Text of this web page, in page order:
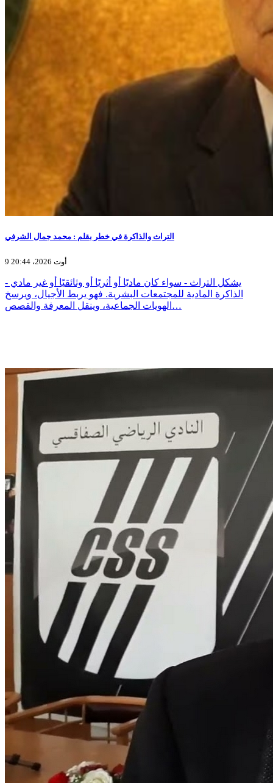
التراث والذاكرة في خطر بقلم : محمد جمال الشرفي
9 أوت 2026، 20:44
يشكل التراث - سواء كان ماديًا أو أثريًا أو وثائقيًا أو غير مادي -
الذاكرة المادية للمجتمعات البشرية. فهو يربط الأجيال، ويرسخ
الهويات الجماعية، وينقل المعرفة والقصص…